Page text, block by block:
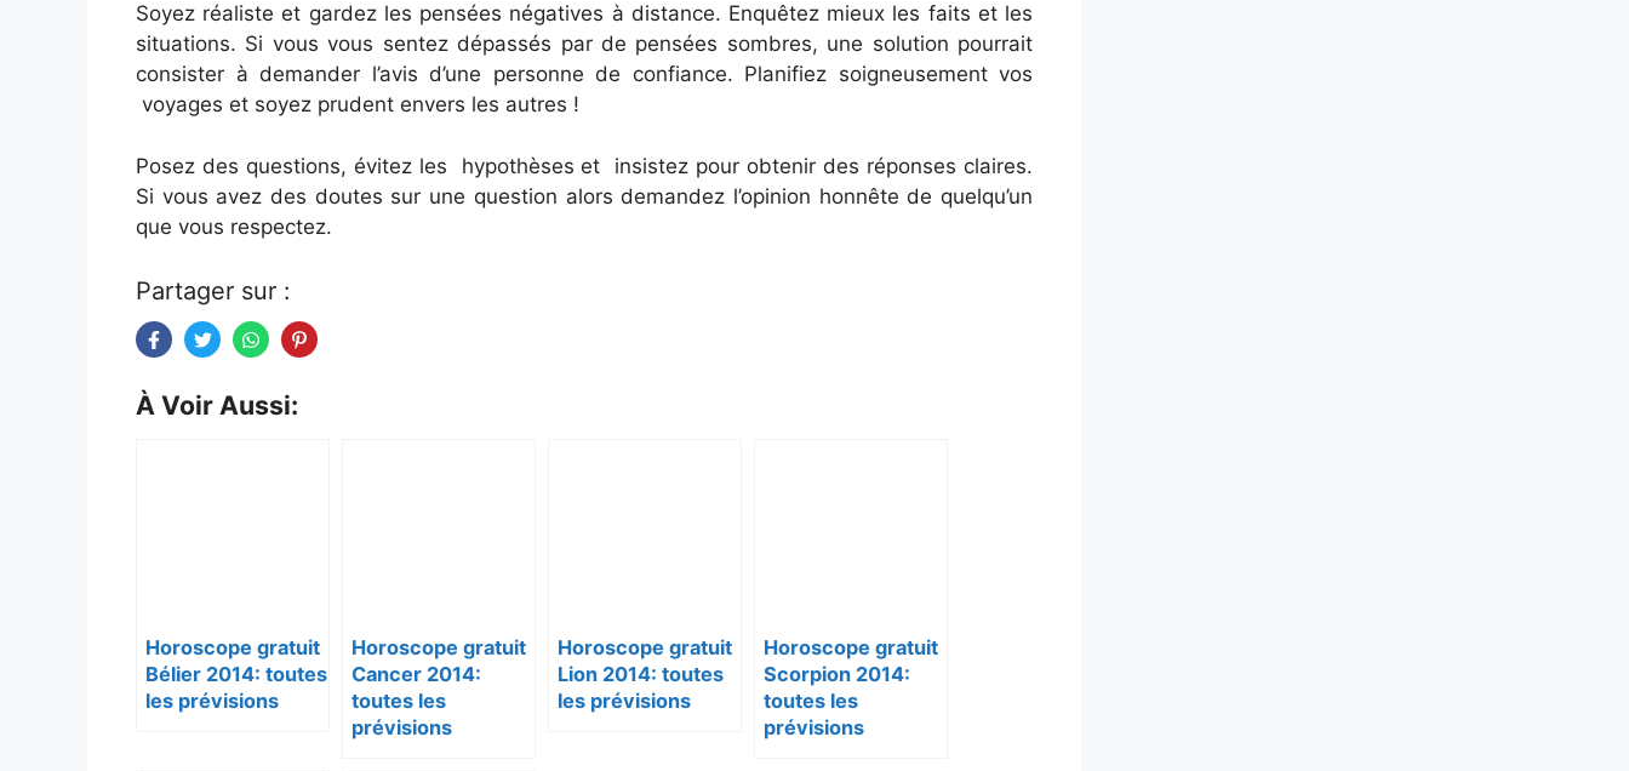
Soyez réaliste et gardez les pensées négatives à distance. Enquêtez mieux les faits et les
situations. Si vous vous sentez dépassés par de pensées sombres, une solution pourrait
consister à demander l’avis d’une personne de confiance. Planifiez soigneusement vos
voyages et soyez prudent envers les autres !
Posez des questions, évitez les hypothèses et insistez pour obtenir des réponses claires.
Si vous avez des doutes sur une question alors demandez l’opinion honnête de quelqu’un
que vous respectez.
Partager sur :
À Voir Aussi:
Horoscope gratuit
Bélier 2014: toutes
les prévisions
Horoscope gratuit
Cancer 2014:
toutes les
prévisions
Horoscope gratuit
Lion 2014: toutes
les prévisions
Horoscope gratuit
Scorpion 2014:
toutes les
prévisions